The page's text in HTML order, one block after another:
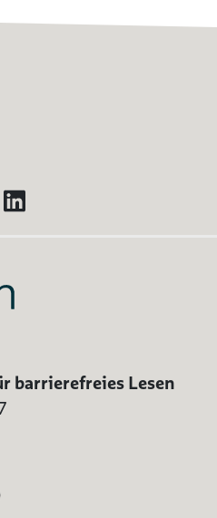
barrierefreies Lesen